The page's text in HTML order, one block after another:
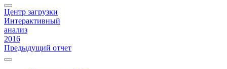
Центр загрузки
Интерактивный
анализ
2016
Предыдущий отчет